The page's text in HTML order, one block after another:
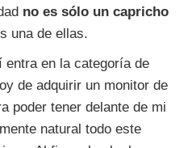
no es sólo un capricho
una de ellas.
entra en la categoría de
de adquirir un monitor de
poder tener delante de mi
natural todo este